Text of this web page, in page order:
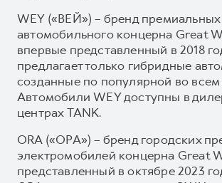
WEY («ВЕЙ») – бренд
автомобильного концерна Great
впервые представленный в 2018
предлагает только гибридные
созданные по популярной во
Автомобили WEY доступны в
центрах TANK.
ORA («ОРА») – бренд городских
электромобилей концерна Great
представленный в октябре 2023